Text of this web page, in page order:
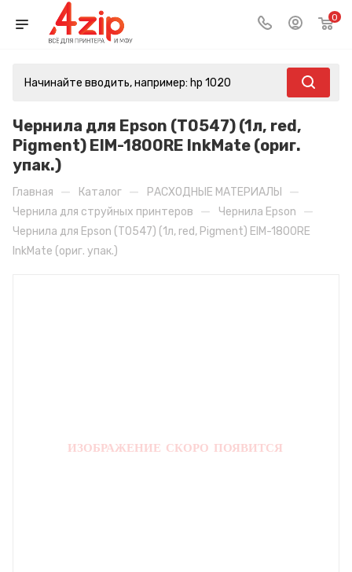
0
Чернила для Epson (T0547) (1л, red,
Pigment) EIM-1800RE InkMate (ориг.
упак.)
Главная — Каталог — РАСХОДНЫЕ МАТЕРИАЛЫ —
Чернила для струйных принтеров — Чернила Epson —
Чернила для Epson (T0547) (1л, red, Pigment) EIM-1800RE
InkMate (ориг. упак.)